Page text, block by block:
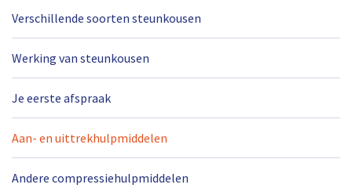
Verschillende soorten steunkousen
Werking van steunkousen
Je eerste afspraak
Aan- en uittrekhulpmiddelen
Andere compressiehulpmiddelen